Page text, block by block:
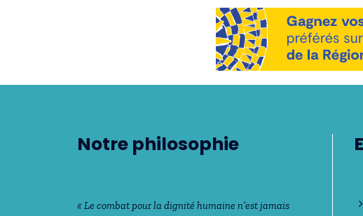
Notre philosophie
« Le combat pour la dignité humaine n’est jamais